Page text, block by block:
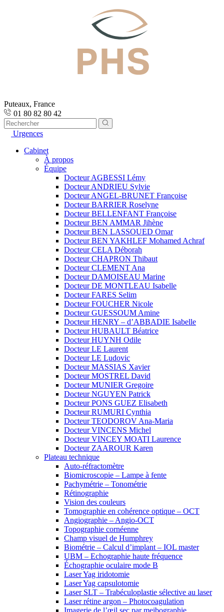
Puteaux, France
01 80 82 80 42
Urgences
Cabinet
À propos
Équipe
Docteur AGBESSI Lémy
Docteur ANDRIEU Sylvie
Docteur ANGEL-BRUNET Françoise
Docteur BARRIER Roselyne
Docteur BELLENFANT Françoise
Docteur BEN AMMAR Jihène
Docteur BEN LASSOUED Omar
Docteur BEN YAKHLEF Mohamed Achraf
Docteur CELA Déborah
Docteur CHAPRON Thibaut
Docteur CLEMENT Ana
Docteur DAMOISEAU Marine
Docteur DE MONTLEAU Isabelle
Docteur FARES Selim
Docteur FOUCHER Nicole
Docteur GUESSOUM Amine
Docteur HENRY – d’ABBADIE Isabelle
Docteur HUBAULT Béatrice
Docteur HUYNH Odile
Docteur LE Laurent
Docteur LE Ludovic
Docteur MASSIAS Xavier
Docteur MOSTREL David
Docteur MUNIER Gregoire
Docteur NGUYEN Patrick
Docteur PONS GUEZ Elisabeth
Docteur RUMURI Cynthia
Docteur TEODOROV Ana-Maria
Docteur VINCENS Michel
Docteur VINCEY MOATI Laurence
Docteur ZAAROUR Karen
Plateau technique
Auto-réfractomètre
Biomicroscopie – Lampe à fente
Pachymétrie – Tonométrie
Rétinographie
Vision des couleurs
Tomographie en cohérence optique – OCT
Angiographie – Angio-OCT
Topographie cornéenne
Champ visuel de Humphrey
Biométrie – Calcul d’implant – IOL master
UBM – Echographie haute fréquence
Échographie oculaire mode B
Laser Yag iridotomie
Laser Yag capsulotomie
Laser SLT – Trabéculoplastie sélective au laser
Laser rétine argon – Photocoagulation
Imagerie de l’œil sec par meibographie